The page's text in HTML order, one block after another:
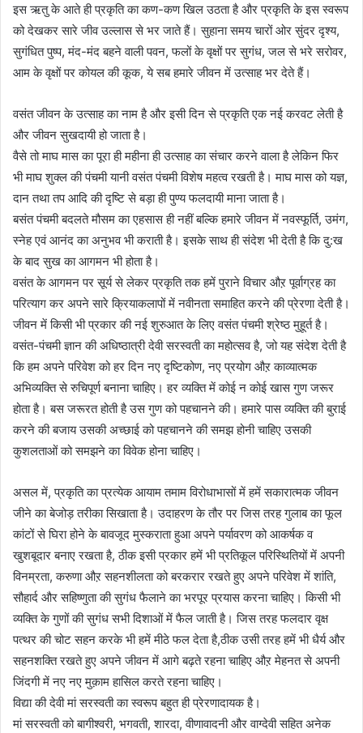
इस ऋतु के आते ही प्रकृति का कण-कण खिल उठता है और प्रकृति के इस स्वरूप
को देखकर सारे जीव उल्लास से भर जाते हैं। सुहाना समय चारों ओर सुंदर दृश्य,
सुगंधित पुष्प, मंद-मंद बहने वाली पवन, फलों के वृक्षों पर सुगंध, जल से भरे सरोवर,
आम के वृक्षों पर कोयल की कूक, ये सब हमारे जीवन में उत्साह भर देते हैं।
वसंत जीवन के उत्साह का नाम है और इसी दिन से प्रकृति एक नई करवट लेती है
और जीवन सुखदायी हो जाता है।
वैसे तो माघ मास का पूरा ही महीना ही उत्साह का संचार करने वाला है लेकिन फिर
भी माघ शुक्ल की पंचमी यानी वसंत पंचमी विशेष महत्व रखती है। माघ मास को यज्ञ,
दान तथा तप आदि की दृष्टि से बड़ा ही पुण्य फलदायी माना जाता है।
बसंत पंचमी बदलते मौसम का एहसास ही नहीं बल्कि हमारे जीवन में नवस्फूर्ति, उमंग,
स्नेह एवं आनंद का अनुभव भी कराती है। इसके साथ ही संदेश भी देती है कि दु:ख
के बाद सुख का आगमन भी होता है।
वसंत के आगमन पर सूर्य से लेकर प्रकृति तक हमें पुराने विचार औऱ पूर्वाग्रह का
परित्याग कर अपने सारे क्रियाकलापों में नवीनता समाहित करने की प्रेरणा देती है।
जीवन में किसी भी प्रकार की नई शुरुआत के लिए वसंत पंचमी श्रेष्ठ मुहूर्त है।
वसंत-पंचमी ज्ञान की अधिष्ठात्री देवी सरस्वती का महोत्सव है, जो यह संदेश देती है
कि हम अपने परिवेश को हर दिन नए दृष्टिकोण, नए प्रयोग औऱ काव्यात्मक
अभिव्यक्ति से रुचिपूर्ण बनाना चाहिए। हर व्यक्ति में कोई न कोई खास गुण जरूर
होता है। बस जरूरत होती है उस गुण को पहचानने की। हमारे पास व्यक्ति की बुराई
करने की बजाय उसकी अच्छाई को पहचानने की समझ होनी चाहिए उसकी
कुशलताओं को समझने का विवेक होना चाहिए।
असल में, प्रकृति का प्रत्येक आयाम तमाम विरोधाभासों में हमें सकारात्मक जीवन
जीने का बेजोड़ तरीका सिखाता है। उदाहरण के तौर पर जिस तरह गुलाब का फूल
कांटों से घिरा होने के बावजूद मुस्कराता हुआ अपने पर्यावरण को आकर्षक व
खुशबूदार बनाए रखता है, ठीक इसी प्रकार हमें भी प्रतिकूल परिस्थितियों में अपनी
विनम्रता, करुणा औऱ सहनशीलता को बरकरार रखते हुए अपने परिवेश में शांति,
सौहार्द और सहिष्णुता की सुगंध फैलाने का भरपूर प्रयास करना चाहिए। किसी भी
व्यक्ति के गुणों की सुगंध सभी दिशाओं में फैल जाती है। जिस तरह फलदार वृक्ष
पत्थर की चोट सहन करके भी हमें मीठे फल देता है,ठीक उसी तरह हमें भी धैर्य और
सहनशक्ति रखते हुए अपने जीवन में आगे बढ़ते रहना चाहिए औऱ मेहनत से अपनी
जिंदगी में नए नए मुक़ाम हासिल करते रहना चाहिए।
विद्या की देवी मां सरस्वती का स्वरूप बहुत ही प्रेरणादायक है।
मां सरस्वती को बागीश्वरी, भगवती, शारदा, वीणावादनी और वाग्देवी सहित अनेक